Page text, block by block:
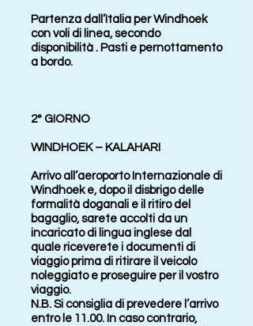
Partenza dall’Italia per Windhoek
con voli di linea, secondo
disponibilità . Pasti e pernottamento
a bordo.
2° GIORNO
WINDHOEK – KALAHARI
Arrivo all’aeroporto Internazionale di
Windhoek e, dopo il disbrigo delle
formalità doganali e il ritiro del
bagaglio, sarete accolti da un
incaricato di lingua inglese dal
quale riceverete i documenti di
viaggio prima di ritirare il veicolo
noleggiato e proseguire per il vostro
viaggio.
N.B. Si consiglia di prevedere l’arrivo
entro le 11.00. In caso contrario,